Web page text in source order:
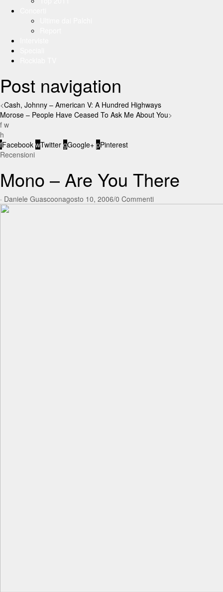
Post navigation
<Cash, Johnny – American V: A Hundred Highways
Morose – People Have Ceased To Ask Me About You>
f w
h
fFacebook wTwitter gGoogle+ pPinterest
Recensioni
Mono – Are You There
· Daniele Guascoonagosto 10, 2006/0 Commenti